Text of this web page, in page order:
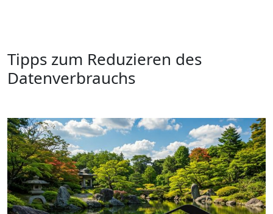
Tipps zum Reduzieren des
Datenverbrauchs